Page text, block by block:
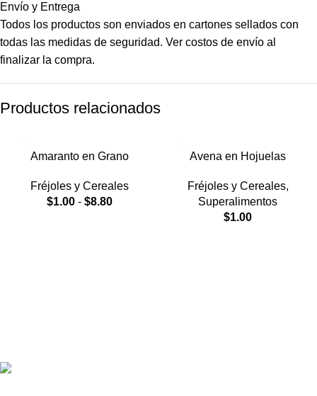
Envío y Entrega
Todos los productos son enviados en cartones sellados con
todas las medidas de seguridad. Ver costos de envío al
finalizar la compra.
Productos relacionados
Amaranto en Grano
Fréjoles y Cereales
$1.00 - $8.80
Avena en Hojuelas
Fréjoles y Cereales,
Superalimentos
$1.00